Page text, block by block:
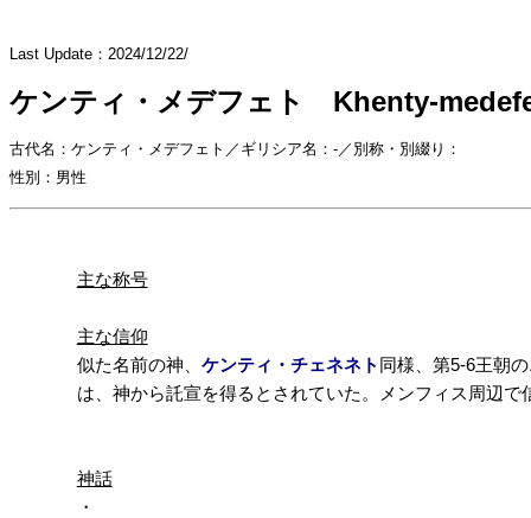
Last Update：2024/12/22/
ケンティ・メデフェト Khenty-
古代名：ケンティ・メデフェト／ギリシア名：-／別称・別綴り：
性別：男性
主な称号
主な信仰
似た名前の神、 ケンティ・チェネネト 同様、第5-6王朝
は、神から託宣を得るとされていた。メンフィス周辺
神話
・